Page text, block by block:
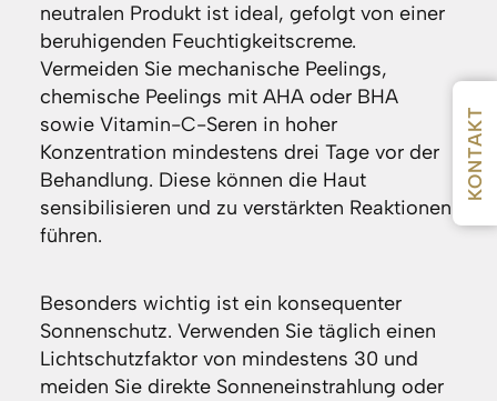
neutralen Produkt ist ideal, gefolgt von einer
beruhigenden Feuchtigkeitscreme.
Vermeiden Sie mechanische Peelings,
chemische Peelings mit AHA oder BHA
sowie Vitamin-C-Seren in hoher
Konzentration mindestens drei Tage vor der
Behandlung. Diese können die Haut
sensibilisieren und zu verstärkten Reaktionen
führen.
Besonders wichtig ist ein konsequenter
Sonnenschutz. Verwenden Sie täglich einen
Lichtschutzfaktor von mindestens 30 und
meiden Sie direkte Sonneneinstrahlung oder
KONTAKT